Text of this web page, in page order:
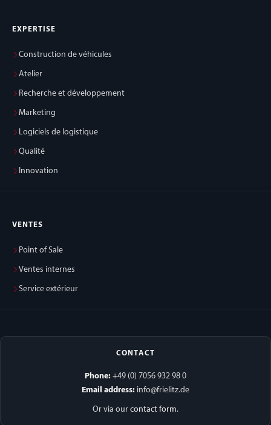
EXPERTISE
Construction de véhicules
Atelier
Recherche et développement
Marketing
Logiciels de logistique
Qualité
Innovation
VENTES
Point of Sale
Ventes internes
Service extérieur
CONTACT
Phone: +49 (0) 7056 932 98 0
Email address: info@frielitz.de
Or via our contact form.